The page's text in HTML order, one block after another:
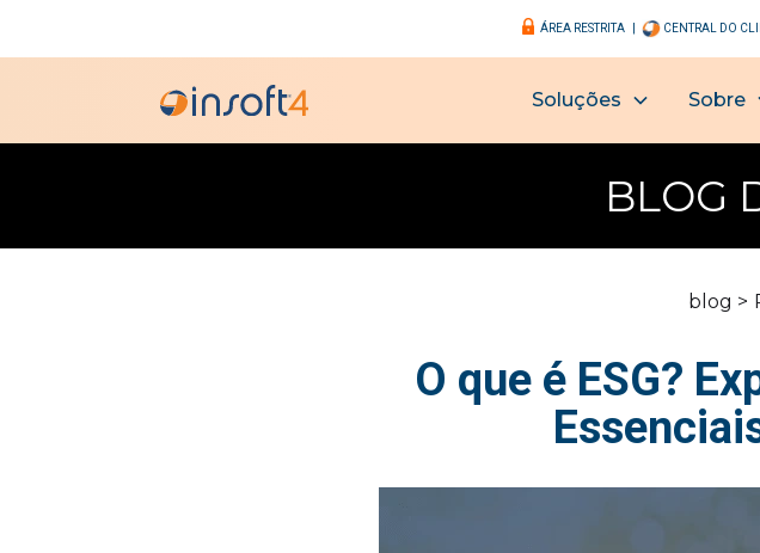
ÁREA RESTRITA | CENTRAL DO
Soluções Sobre
BLOG
blog >
O que é ESG?